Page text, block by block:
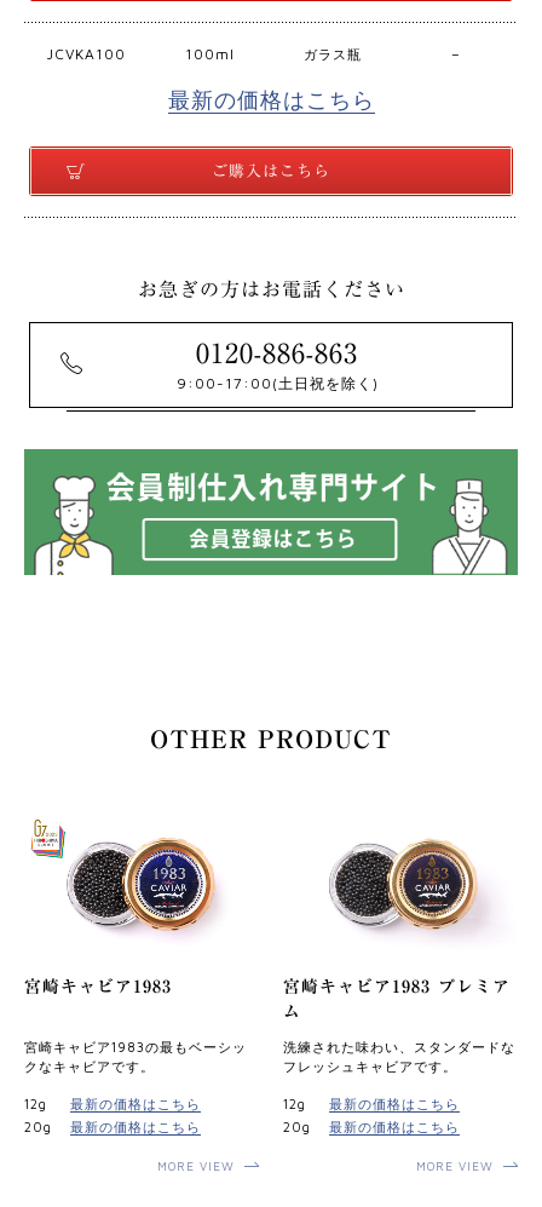
JCVKA100 100ml ガラス瓶 –
最新の価格はこちら
ご購入はこちら
お急ぎの方はお電話ください
0120-886-863
9:00-17:00 (土日祝を除く)
OTHER PRODUCT
宮崎キャビア1983
宮崎キャビア1983の最もベーシッ
クなキャビアです。
12g
最新の価格はこちら
20g
最新の価格はこちら
MORE VIEW
宮崎キャビア1983 プレミア
ム
洗練された味わい、スタンダードな
フレッシュキャビアです。
12g
最新の価格はこちら
20g
最新の価格はこちら
MORE VIEW